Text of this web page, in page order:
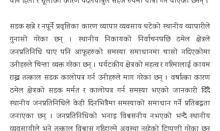
सडक खन्ने र नपूर्ने प्रवृत्तिका कारण व्यापार व्यवसाय घटेको स्थानीय व्यापारीले
गुनासो गरेका छन् । स्थानीय निकायको निर्वाचनपछि ठमेल क्षेत्रले
जनप्रतिनिधि पाए पनि आफूहरुको समस्या समाधानमा चासो नदिएकोमा
उनीहरुले चिन्ता व्यक्त गरेका छन् । पर्यटकीय क्षेत्रको महत्व र गरिमालाई कायम
राख्न तत्काल सडक कालोपत्र गर्न उनीहरुले माग गरेका छन् । वर्षात्का कारण
ठमेल क्षेत्रको सडक मर्मत र कालोपत्र गर्न समस्या भएको जानकारी दिँदै
स्थानीय जनप्रतिनिधिले केही दिनभित्रैमा समस्याको समाधान गर्ने प्रतिबद्धता
जनाएका छन् । जनप्रतिनिधिको भनाइ विश्वसनीय नभएको भन्दै स्थानीय